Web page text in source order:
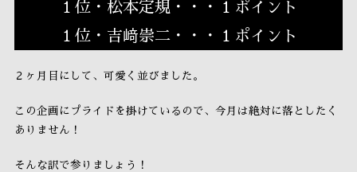
１位・松本定規・・・１ポイント
１位・吉﨑崇二・・・１ポイント
２ヶ月目にして、可愛く並びました。
この企画にプライドを掛けているので、今月は絶対に落としたく
ありません！
そんな訳で参りましょう！